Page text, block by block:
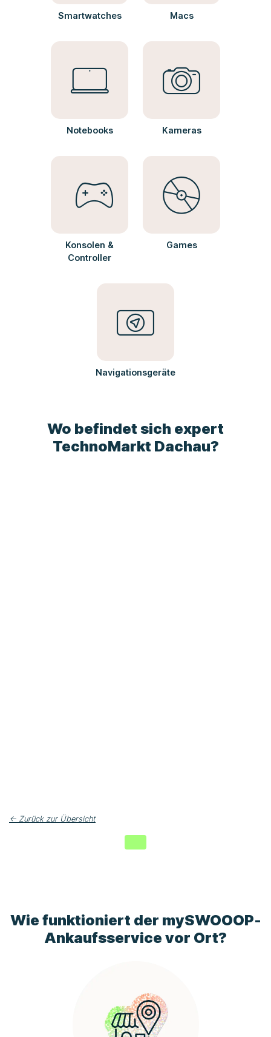
Smartwatches Macs
Notebooks Kameras
Konsolen &
Controller
Games
Navigationsgeräte
Wo befindet sich expert
TechnoMarkt Dachau?
← Zurück zur Übersicht
Wie funktioniert der mySWOOOP-
Ankaufsservice vor Ort?